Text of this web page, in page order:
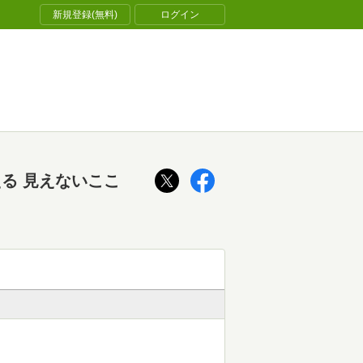
新規登録(無料) ログイン
見えないここ